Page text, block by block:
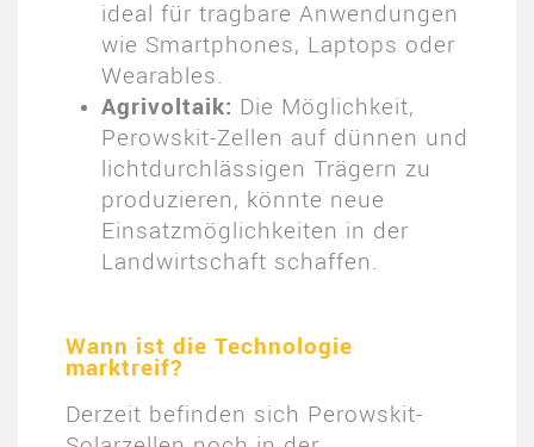
ideal für tragbare Anwendungen
wie Smartphones, Laptops oder
Wearables.
Agrivoltaik: Die Möglichkeit,
Perowskit-Zellen auf dünnen und
lichtdurchlässigen Trägern zu
produzieren, könnte neue
Einsatzmöglichkeiten in der
Landwirtschaft schaffen.
Wann ist die Technologie
marktreif?
Derzeit befinden sich Perowskit-